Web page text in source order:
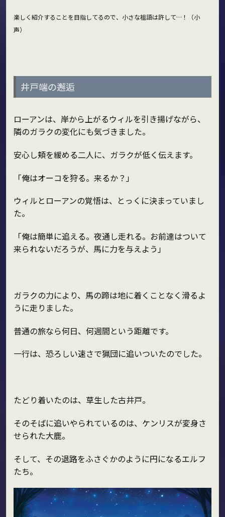
楽しく紹介することを目指してるので、小さな祖語は許して…！（小
声）
井戸端の邂逅
ローアンは、岸から上がるウィルを引き揚げながら、
隣のガラクの変化にも気づきました。
安心し頬を緩める二人に、ガラクが低く伝えます。
「俺はオーコを狩る。来るか？」
ウィルとローアンの覚悟は、とっくに決まっていまし
た。
「俺は簡単に追える。夜通し走れる。お前達はついて
来られないだろうが、馬に力を与えよう」
ガラクの力により、馬の蹄は地に着くことなく滑るよ
うに走りました。
普通の旅なら何日、何週間という距離です。
一行は、恐ろしい速さで猟団に追いついたのでした。
たどり着いたのは、草生した古井戸。
そのそばに追いやられているのは、ケンリスが変身さ
せられた大鹿。
そして、その退路をふさぐかのように円になるエルフ
たち。